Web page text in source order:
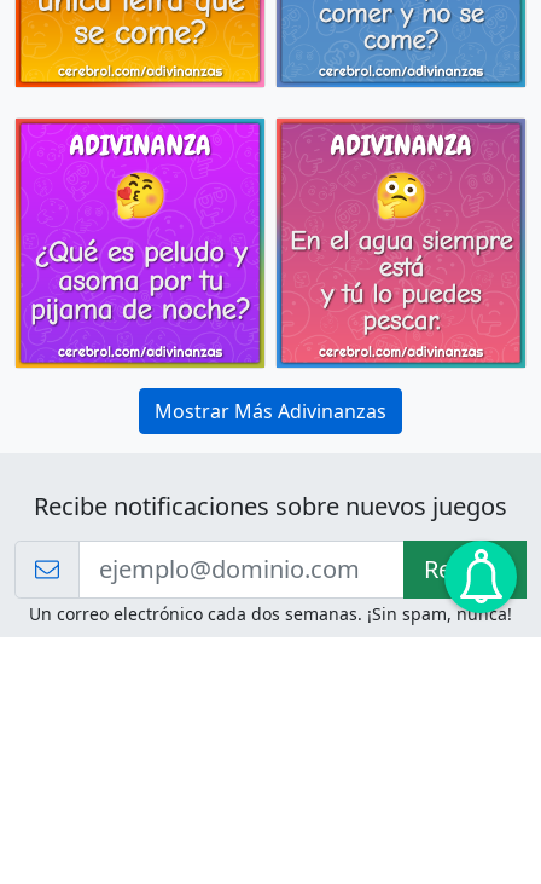
Mostrar Más Adivinanzas
Recibe notificaciones sobre nuevos juegos
Recibir!
Un correo electrónico cada dos semanas. ¡Sin spam, nunca!